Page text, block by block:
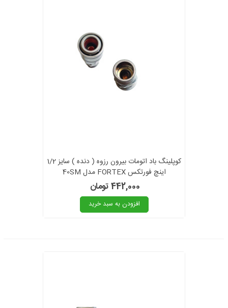
کوپلینگ باد اتومات بیرون رزوه ( دنده ) سایز 1/2
اینچ فورتکس FORTEX مدل 40SM
442,000 تومان
افزودن به سبد خرید